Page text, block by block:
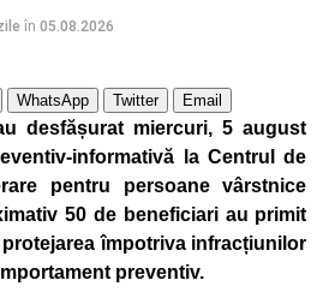
pentru guverne. În România am
Cugir care era întreprindere de
Canada, nu, doar în firme private
ale firmelor. Foarte mulți dintre
cu care am lucrat m-au apreciat
eu nu am început niciodată un
ziua în care mi s-a dat, ci am
din ziua în care trebuia să
mi-a dat întotdeuna succes.
în 05.08.2026
WhatsApp Twitter Email
desfășurat miercuri, 5 august
informativă la Centrul de
pentru persoane vârstnice
50 de beneficiari au primit
împotriva infracțiunilor
preventiv.